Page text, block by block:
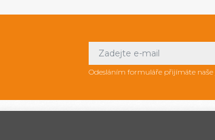
Odesláním formuláře přijímáte naše